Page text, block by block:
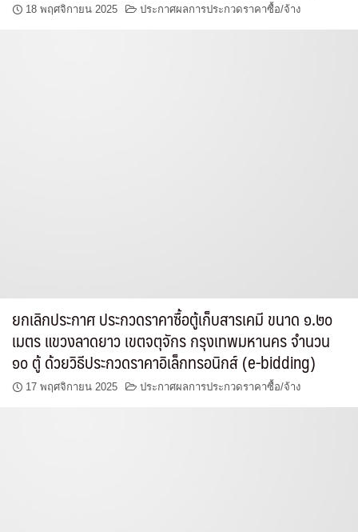
18 พฤศจิกายน 2025 ประกาศผลการประกวดราคาซื้อ/จ้าง
ยกเลิกประกาศ ประกวดราคาซื้อตู้เก็บสารเคมี ขนาด ๑.๒๐
เมตร แขวงลาดยาว เขตจตุจักร กรุงเทพมหานคร จำนวน
๑๐ ตู้ ด้วยวิธีประกวดราคาอิเล็กทรอนิกส์ (e-bidding)
17 พฤศจิกายน 2025 ประกาศผลการประกวดราคาซื้อ/จ้าง